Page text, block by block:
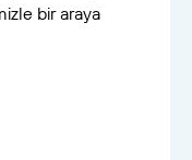
bir araya